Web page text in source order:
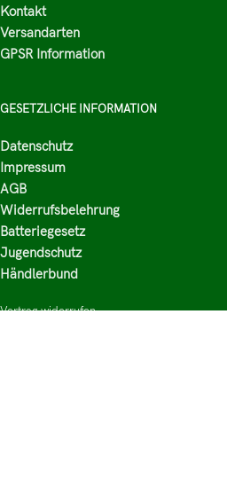
Kontakt
Versandarten
GPSR Information
GESETZLICHE INFORMATION
Datenschutz
Impressum
AGB
Widerrufsbelehrung
Batteriegesetz
Jugendschutz
Händlerbund
Vertrag widerrufen